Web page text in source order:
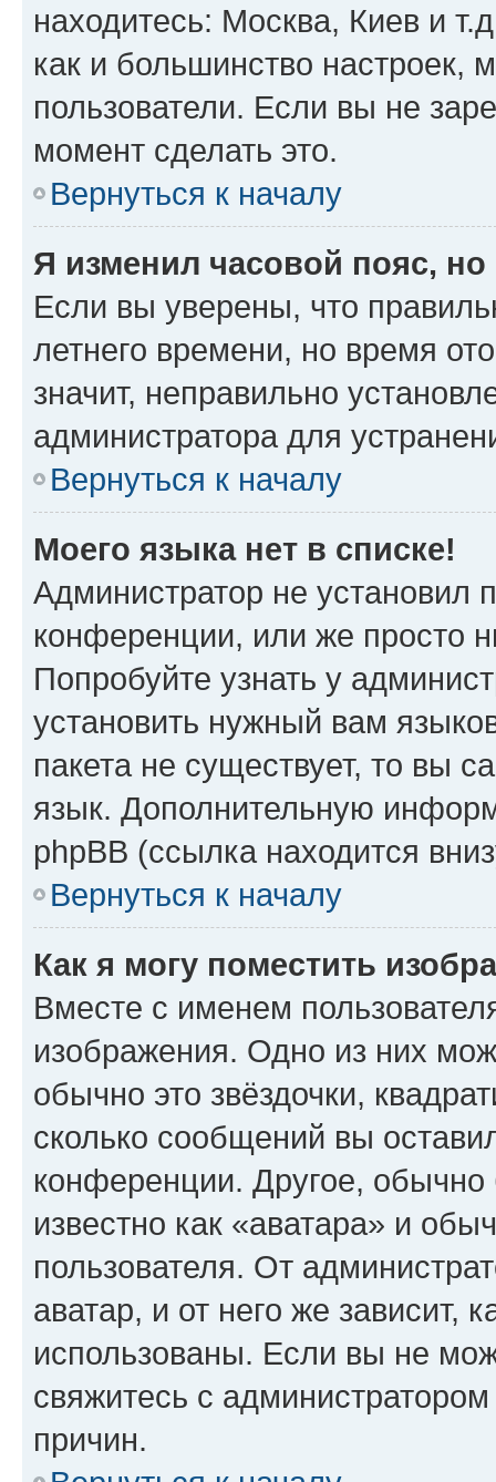
находитесь: Москва, Киев и
как и большинство настроек,
пользователи. Если вы не
момент сделать это.
Вернуться к началу
Я изменил часовой пояс,
Если вы уверены, что
летнего времени, но время
значит, неправильно
администратора для
Вернуться к началу
Моего языка нет в списке!
Администратор не установил
конференции, или же просто
Попробуйте узнать у
установить нужный вам
пакета не существует, то вы
язык. Дополнительную
phpBB (ссылка находится
Вернуться к началу
Как я могу поместить
Вместе с именем
изображения. Одно из них
обычно это звёздочки,
сколько сообщений вы
конференции. Другое,
известно как «аватара» и
пользователя. От
аватар, и от него же зависит,
использованы. Если вы не
свяжитесь с
причин.